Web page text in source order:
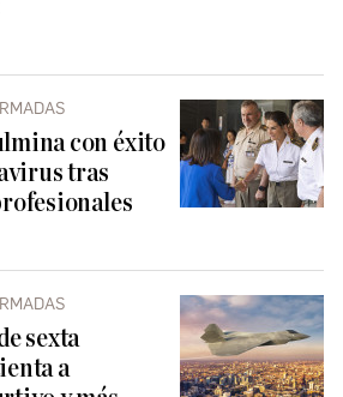
con éxito
tras
sexta
a